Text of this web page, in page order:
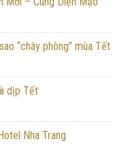
“cháy phòng” mùa Tết
dịp Tết
Nha Trang